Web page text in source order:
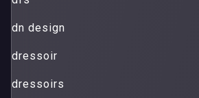
dn design
dressoir
dressoirs